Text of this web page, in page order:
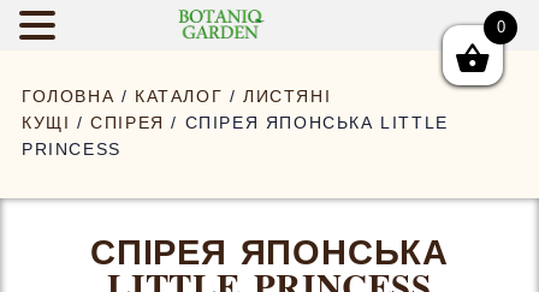
ГОЛОВНА / КАТАЛОГ /ЛИСТЯНІ
КУЩІ /СПІРЕЯ / СПІРЕЯ ЯПОНСЬКА LITTLE
PRINCESS
СПІРЕЯ ЯПОНСЬКА
0